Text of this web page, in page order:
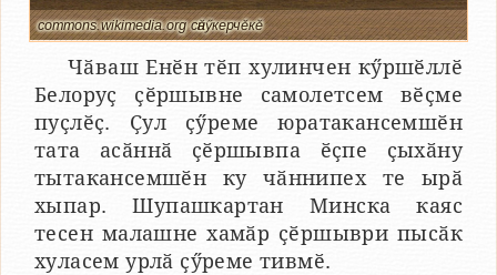
commons.wikimedia.org сӑнӳкерчӗкӗ
Чӑваш Енӗн тӗп хулинчен кӳршӗллӗ
Белоруҫ ҫӗршывне самолетсем вӗҫме
пуҫлӗҫ. Ҫул ҫӳреме юратакансемшӗн
тата асӑннӑ ҫӗршывпа ӗҫпе ҫыхӑну
тытакансемшӗн ку чӑннипех те ырӑ
хыпар. Шупашкартан Минска каяс
тесен малашне хамӑр ҫӗршыври пысӑк
хуласем урлӑ ҫӳреме тивмӗ.